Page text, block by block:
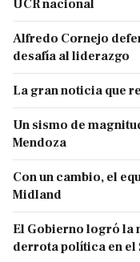
UCR nacional
Alfredo Cornejo
desafía al liderazgo
La gran noticia que
Un sismo de
Mendoza
Con un cambio, el
Midland
El Gobierno logró la
derrota política en el